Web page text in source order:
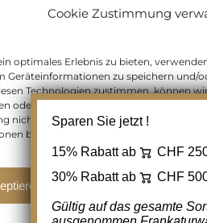
Cookie Zustimmung
optimales Erlebnis zu bieten,
Geräteinformationen zu speichern und/
Technologien zustimmen, können
oder eindeutige IDs auf dieser Website
nicht erteilen oder zurückziehen,
beeinträchtigt werden.
Ablehnen
Sparen Sie jetzt !
15% Rabatt ab CHF
30% Rabatt ab
CHF
Gültig auf das gesamte